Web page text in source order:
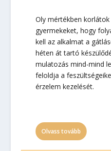
Oly mértékben
gyermekeket, hogy
kell az alkalmat a
héten át tartó
mulatozás mind-mind
feloldja a
érzelem kezelését.
Olvass tovább